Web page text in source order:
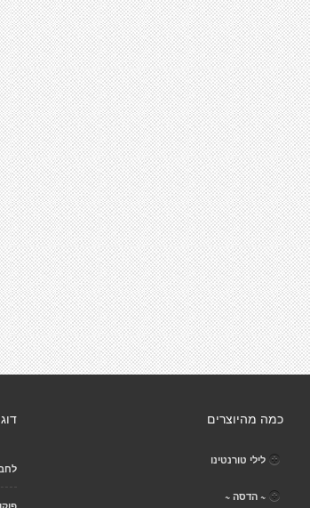
כמה מהיוצרים
לילי טורנטינו
~ הדסה ~